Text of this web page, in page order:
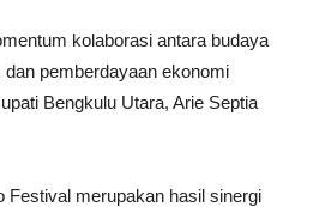
kolaborasi antara budaya
pemberdayaan ekonomi
Bengkulu Utara, Arie Septia
Festival merupakan hasil sinergi